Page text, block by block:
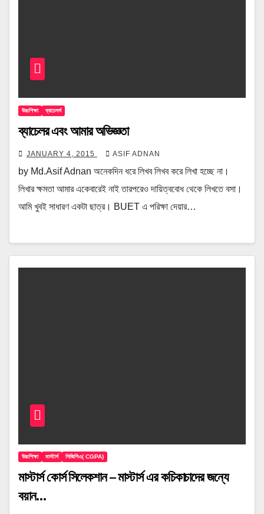
উচ্চশিক্ষা ব্যাচেলর্স
ব্যাচেলর এবং আমার অভিজ্ঞতা
JANUARY 4, 2015 ASIF ADNAN
by Md.Asif Adnan অনেকদিন ধরে লিখব লিখব করে লিখা হচ্ছে না।
লিখার ক্ষমতা আমার একেবারেই নাই তারপরেও দায়িত্ববোধ থেকে লিখতে বসা।
আমি খুবই সাধারণ একটা ছাত্র। BUET এ পরিক্ষা দেয়ার…
উচ্চশিক্ষা মাস্টার্স সিজিপিএ( CGPA)
মাস্টার্স কোর্স সিলেকশান – মাস্টার্স এর কচিকাচাদের জন্যে
বয়ান…